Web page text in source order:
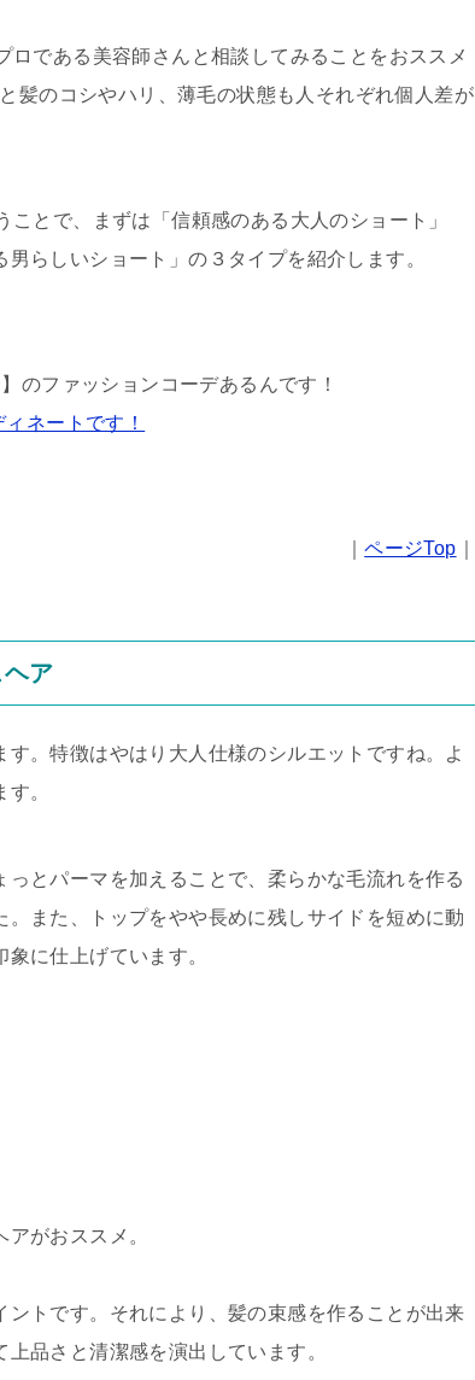
である美容師さんと相談してみることをおススメ
髪のコシやハリ、薄毛の状態も人それぞれ個人差が
とで、まずは「信頼感のある大人のショート」
らしいショート」の３タイプを紹介します。
のファッションコーデあるんです！
ネートです！
｜ページTop
ア
。特徴はやはり大人仕様のシルエットですね。よ
。
とパーマを加えることで、柔らかな毛流れを作る
また、トップをやや長めに残しサイドを短めに動
に仕上げています。
がおススメ。
トです。それにより、髪の束感を作ることが出来
品さと清潔感を演出しています。